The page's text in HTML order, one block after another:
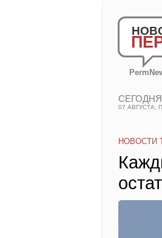
07 АВГУСТА,
НОВОСТИ